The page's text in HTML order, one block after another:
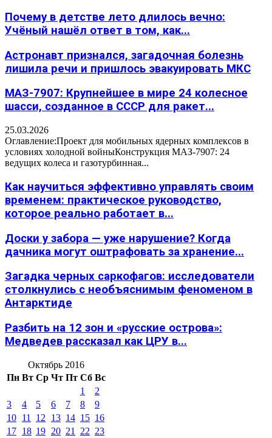
Почему в детстве лето длилось вечно:
Учёный нашёл ответ в том, как...
Астронавт признался, загадочная болезнь
лишила речи и пришлось эвакуировать МКС
МАЗ-7907: Крупнейшее в мире 24 колесное
шасси, созданное в СССР для ракет...
25.03.2026
Оглавление:Проект для мобильных ядерных комплексов в
условиях холодной войныКонструкция МАЗ-7907: 24
ведущих колеса и газотурбинная...
Как научиться эффективно управлять своим
временем: практическое руководство,
которое реально работает в...
Доски у забора — уже нарушение? Когда
дачника могут оштрафовать за хранение...
Загадка черных саркофагов: исследователи
столкнулись с необъяснимым феноменом в
Антарктиде
Разбить на 12 зон и «русские острова»:
Медведев рассказал как ЦРУ в...
Октябрь 2016
Пн Вт Ср Чт Пт Сб Вс
1
2
3
4 5 6 7 8
9
10 11 12 13 14 15 16
17 18 19 20 21 22 23